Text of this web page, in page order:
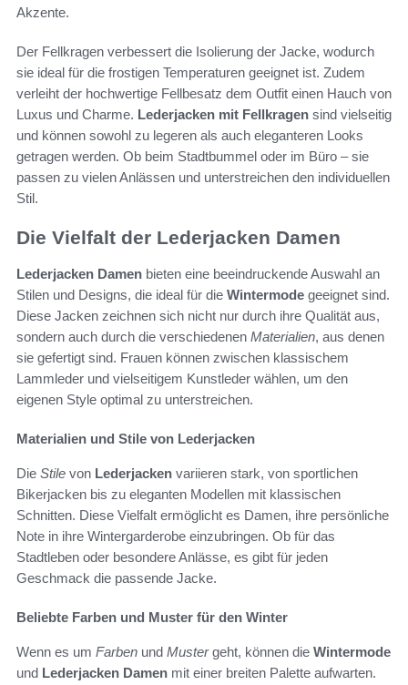
Akzente.
Der Fellkragen verbessert die Isolierung der Jacke, wodurch
sie ideal für die frostigen Temperaturen geeignet ist. Zudem
verleiht der hochwertige Fellbesatz dem Outfit einen Hauch von
Luxus und Charme. Lederjacken mit Fellkragen sind vielseitig
und können sowohl zu legeren als auch eleganteren Looks
getragen werden. Ob beim Stadtbummel oder im Büro – sie
passen zu vielen Anlässen und unterstreichen den individuellen
Stil.
Die Vielfalt der Lederjacken Damen
Lederjacken Damen bieten eine beeindruckende Auswahl an
Stilen und Designs, die ideal für die Wintermode geeignet sind.
Diese Jacken zeichnen sich nicht nur durch ihre Qualität aus,
sondern auch durch die verschiedenen Materialien, aus denen
sie gefertigt sind. Frauen können zwischen klassischem
Lammleder und vielseitigem Kunstleder wählen, um den
eigenen Style optimal zu unterstreichen.
Materialien und Stile von Lederjacken
Die Stile von Lederjacken variieren stark, von sportlichen
Bikerjacken bis zu eleganten Modellen mit klassischen
Schnitten. Diese Vielfalt ermöglicht es Damen, ihre persönliche
Note in ihre Wintergarderobe einzubringen. Ob für das
Stadtleben oder besondere Anlässe, es gibt für jeden
Geschmack die passende Jacke.
Beliebte Farben und Muster für den Winter
Wenn es um Farben und Mustergeht, können die Wintermode
und Lederjacken Damen mit einer breiten Palette aufwarten.